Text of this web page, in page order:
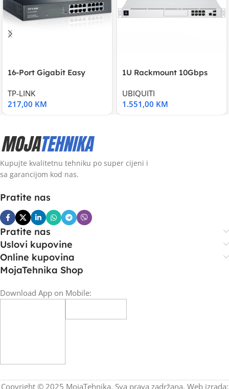
16-Port Gigabit Easy
TP-LINK
217,00 KM
1U Rackmount 10Gbps
UBIQUITI
1.551,00 KM
Kupujte kvalitetnu tehniku po super cijeni i
sa garancijom kod nas.
Pratite nas
Pratite nas
Uslovi kupovine
Online kupovina
MojaTehnika Shop
Download App on Mobile:
Copyright © 2025 MojaTehnika. Sva prava zadržana. Web izrada: